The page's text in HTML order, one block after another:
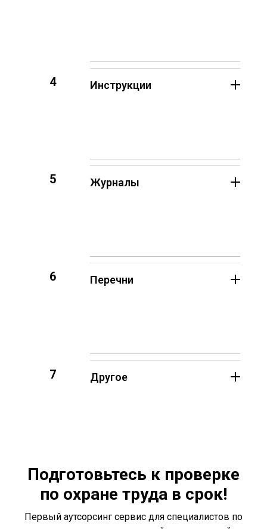
4 Инструкции
5 Журналы
6 Перечни
7 Другое
Подготовьтесь к проверке
по охране труда в срок!
Первый аутсорсинг сервис для специалистов по